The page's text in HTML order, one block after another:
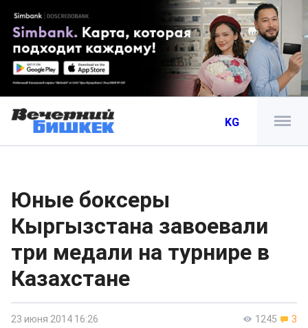
KG
Юные боксеры
Кыргызстана завоевали
три медали на турнире в
Казахстане
1245 3
23 июня 2014 16:26